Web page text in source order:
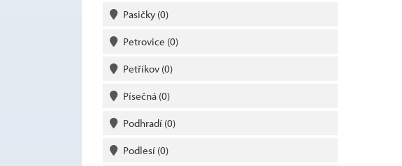
Pasičky (0)
Petrovice (0)
Petříkov (0)
Písečná (0)
Podhradí (0)
Podlesí (0)